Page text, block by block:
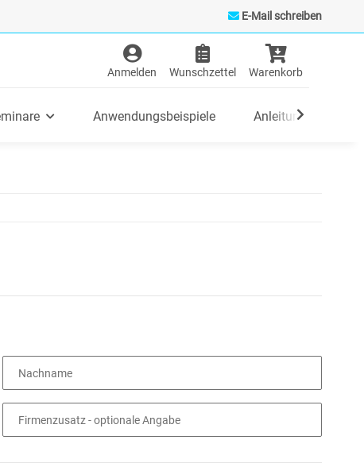
E-Mail schreiben
Anwendungsbeispiele Anleitungen/FAQ
Nachname
Firmenzusatz- optionale Angabe